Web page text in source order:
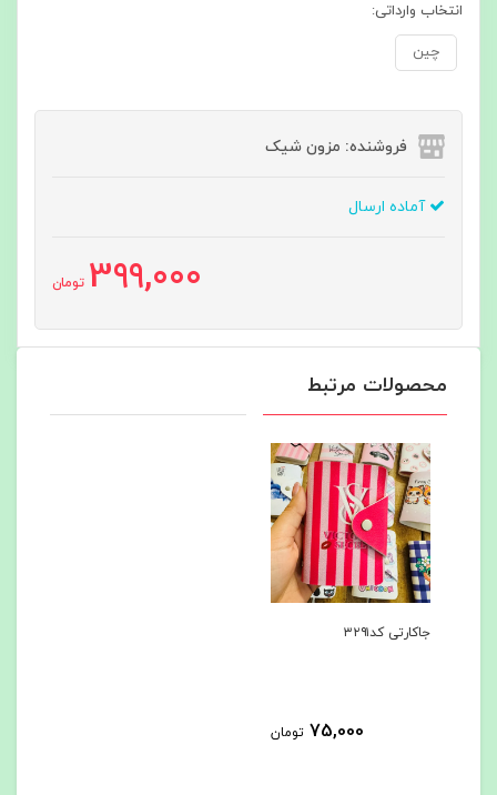
انتخاب وارداتی:
چین
فروشنده: مزون شیک
آماده ارسال
399,000 تومان
محصولات مرتبط
جاکارتی کد۳۲۹۱
75,000 تومان